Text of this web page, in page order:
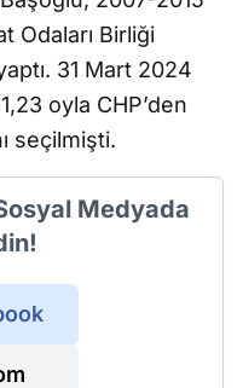
Odaları Birliği
31 Mart 2024
oyla CHP’den
seçilmişti.
Medyada